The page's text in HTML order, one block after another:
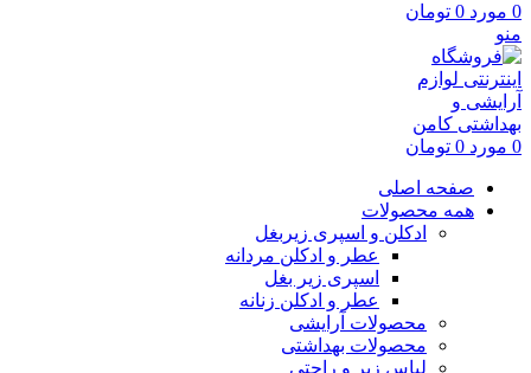
0 مورد 0 تومان
منو
0 مورد 0 تومان
صفحه اصلی
همه محصولات
ادکلن و اسپری زیربغل
عطر و ادکلن مردانه
اسپری زیر بغل
عطر و ادکلن زنانه
محصولات آرایشی
محصولات بهداشتی
لباس زیر و راحتی